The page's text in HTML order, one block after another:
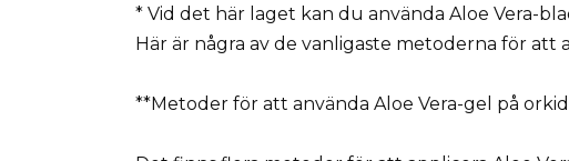
* Vid det här laget kan du använda Aloe Vera-
Här är några av de vanligaste metoderna för att
**Metoder för att använda Aloe Vera-gel på